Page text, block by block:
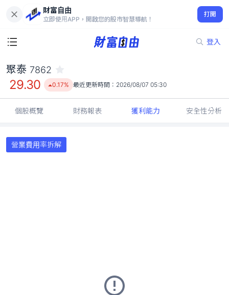
財富自由
立即使用APP，開啟您的股市智慧導航！
打開
登入
29.30
0.17%
聚泰 7862
29.30 0.17% 最近更新時間： 2026/08/07 05:30
個股概覽 財務報表 獲利能力 安全性分析
營業費用率拆解